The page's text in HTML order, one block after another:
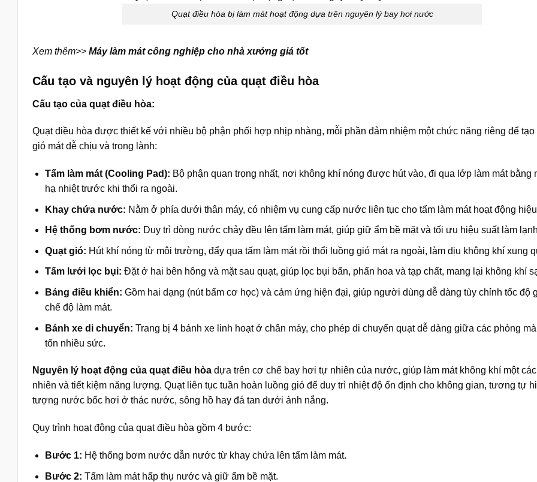
Quạt điều hòa bị làm mát hoạt động dựa trên nguyên lý bay hơi nước
Xem thêm>> Máy làm mát công nghiệp cho nhà xưởng giá tốt
Cấu tạo và nguyên lý hoạt động của quạt điều hòa
Cấu tạo của quạt điều hòa:
Quạt điều hòa được thiết kế với nhiều bộ phận phối hợp nhịp nhàng, mỗi phần đảm nhiệm một chức năng riêng để tạo
gió mát dễ chịu và trong lành:
Tấm làm mát (Cooling Pad): Bộ phận quan trọng nhất, nơi không khí nóng được hút vào, đi qua lớp làm mát bằng
hạ nhiệt trước khi thổi ra ngoài.
Khay chứa nước: Nằm ở phía dưới thân máy, có nhiệm vụ cung cấp nước liên tục cho tấm làm mát hoạt động
Hệ thống bơm nước: Duy trì dòng nước chảy đều lên tấm làm mát, giúp giữ ẩm bề mặt và tối ưu hiệu suất làm
Quạt gió: Hút khí nóng từ môi trường, đẩy qua tấm làm mát rồi thổi luồng gió mát ra ngoài, làm dịu không khí xung
Tấm lưới lọc bụi: Đặt ở hai bên hông và mặt sau quạt, giúp lọc bụi bẩn, phấn hoa và tạp chất, mang lại không khí
Bảng điều khiển: Gồm hai dạng (nút bấm cơ học) và cảm ứng hiện đại, giúp người dùng dễ dàng tùy chỉnh tốc độ
chế độ làm mát.
Bánh xe di chuyển: Trang bị 4 bánh xe linh hoạt ở chân máy, cho phép di chuyển quạt dễ dàng giữa các phòng
tốn nhiều sức.
Nguyên lý hoạt động của quạt điều hòa dựa trên cơ chế bay hơi tự nhiên của nước, giúp làm mát không khí một
nhiên và tiết kiệm năng lượng. Quạt liên tục tuần hoàn luồng gió để duy trì nhiệt độ ổn định cho không gian, tương tự
tượng nước bốc hơi ở thác nước, sông hồ hay đá tan dưới ánh nắng.
Quy trình hoạt động của quạt điều hòa gồm 4 bước:
Bước 1: Hệ thống bơm nước dẫn nước từ khay chứa lên tấm làm mát.
Bước 2: Tấm làm mát hấp thụ nước và giữ ẩm bề mặt.